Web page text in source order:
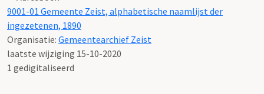
9001-01 Gemeente Zeist, alphabetische naamlijst der
ingezetenen, 1890
Organisatie: Gemeentearchief Zeist
laatste wijziging 15-10-2020
1 gedigitaliseerd